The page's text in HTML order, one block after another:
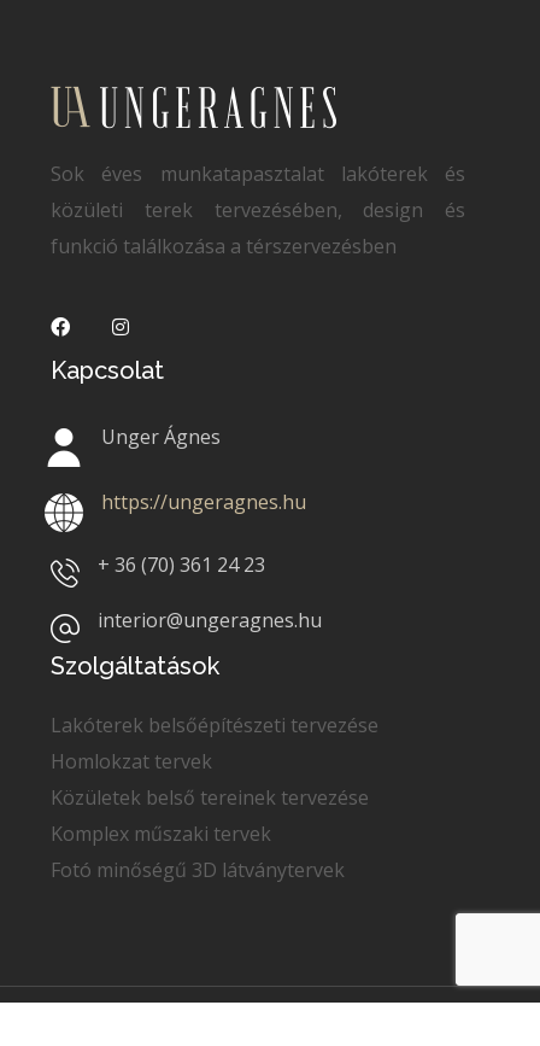
Sok éves munkatapasztalat lakóterek és
közületi terek tervezésében, design és
funkció találkozása a térszervezésben
Kapcsolat
Unger Ágnes
https://ungeragnes.hu
+ 36 (70)361 24 23
interior@ungeragnes.hu
Szolgáltatások
Lakóterek belsőépítészeti tervezése
Homlokzat tervek
Közületek belső tereinek tervezése
Komplex műszaki tervek
Fotó minőségű 3D látványtervek